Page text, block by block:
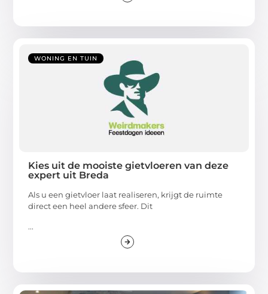
WONING EN TUIN
Kies uit de mooiste gietvloeren van deze
expert uit Breda
Als u een gietvloer laat realiseren, krijgt de ruimte
direct een heel andere sfeer. Dit
...